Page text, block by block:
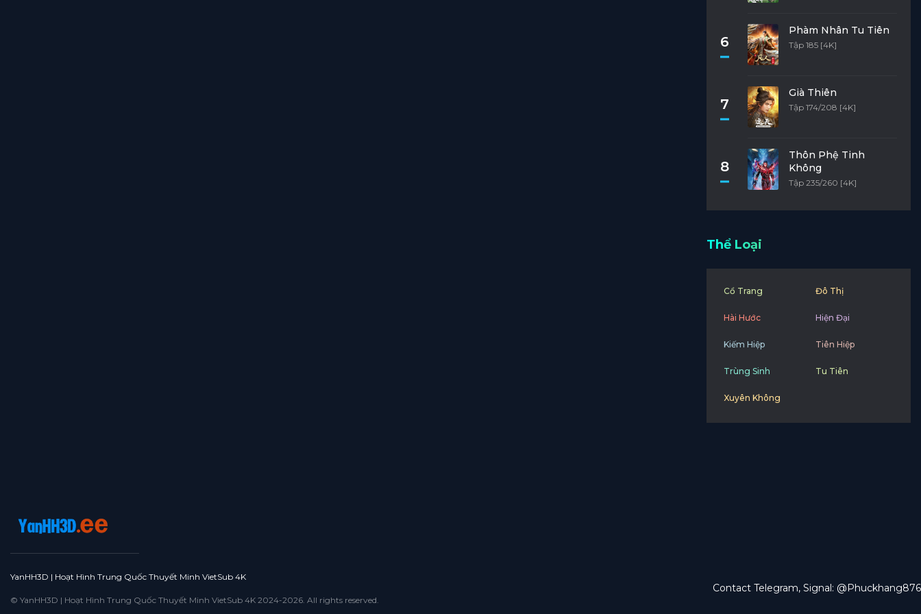
6
Phàm Nhân Tu Tiên
Tập 185 [4K]
7
Già Thiên
Tập 174/208 [4K]
8
Thôn Phệ Tinh
Không
Tập 235/260 [4K]
Thể Loại
Cổ Trang Đô Thị
Hài Hước Hiện Đại
Kiếm Hiệp Tiên Hiệp
Trùng Sinh Tu Tiên
Xuyên Không
YanHH3D | Hoạt Hình Trung Quốc Thuyết Minh VietSub 4K
Contact Telegram, Signal: @Phuckhang876
© YanHH3D | Hoạt Hình Trung Quốc Thuyết Minh VietSub 4K 2024-2026. All rights reserved.